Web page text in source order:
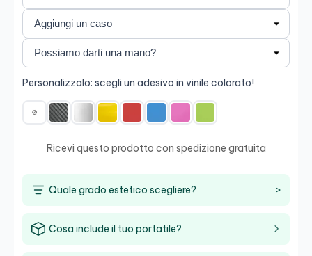
Personalizzalo: scegli un adesivo in vinile colorato!
Ricevi questo prodotto con spedizione gratuita
Quale grado estetico scegliere? >
Cosa include il tuo portatile?